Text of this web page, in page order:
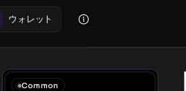
ウォレット
Common